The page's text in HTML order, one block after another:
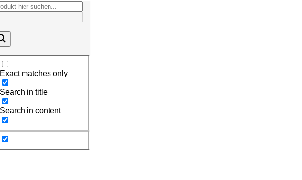
Exact matches only
Search in title
Search in content